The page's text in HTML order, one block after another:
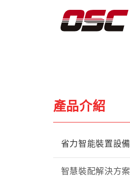
產品介紹
省力智能裝置設備
智慧裝配解決方案